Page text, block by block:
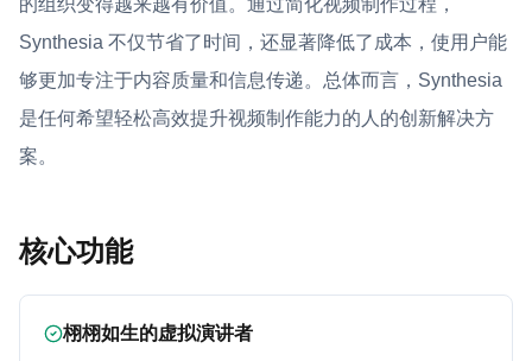
的组织变得越来越有价值。通过简化视频制作过程，
Synthesia 不仅节省了时间，还显著降低了成本，使用户能
够更加专注于内容质量和信息传递。总体而言，Synthesia
是任何希望轻松高效提升视频制作能力的人的创新解决方
案。
核心功能
栩栩如生的虚拟演讲者